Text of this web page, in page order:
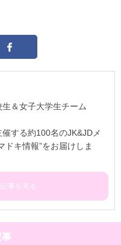
＆女子大学生チーム
する約100名のJK&JDメ
ドキ情報”をお届けしま
事を見る
事